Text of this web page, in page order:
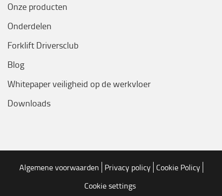
Onze producten
Onderdelen
Forklift Driversclub
Blog
Whitepaper veiligheid op de werkvloer
Downloads
Algemene voorwaarden Privacy policy Cookie Policy
Cookie settings